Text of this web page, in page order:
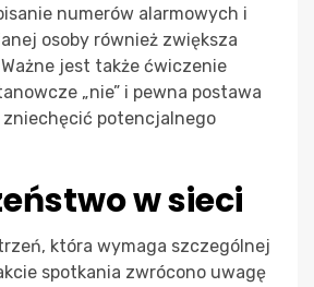
numerów alarmowych i
osoby również zwiększa
jest także ćwiczenie
„nie” i pewna postawa
potencjalnego
w sieci
która wymaga szczególnej
spotkania zwrócono uwagę